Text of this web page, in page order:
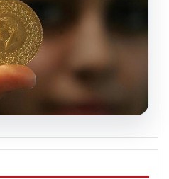
22 Mayıs: Altın
mü, çıktı mı?